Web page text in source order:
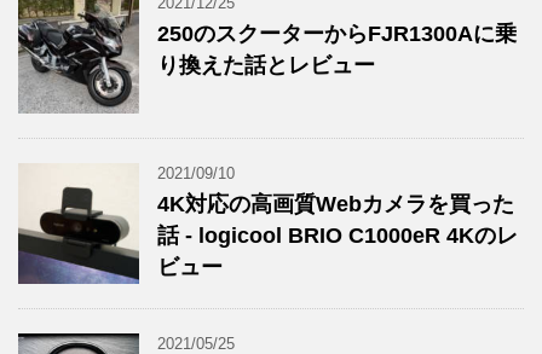
250のスクーターからFJR1300Aに乗
り換えた話とレビュー
2021/09/10
4K対応の高画質Webカメラを買った
話 - logicool BRIO C1000eR 4Kのレ
ビュー
2021/05/25